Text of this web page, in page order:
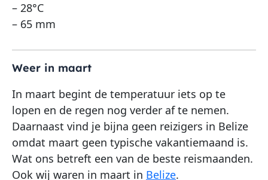
– 28°C
– 65 mm
Weer in maart
In maart begint de temperatuur iets op te
lopen en de regen nog verder af te nemen.
Daarnaast vind je bijna geen reizigers in Belize
omdat maart geen typische vakantiemaand is.
Wat ons betreft een van de beste reismaanden.
Ook wij waren in maart in Belize.